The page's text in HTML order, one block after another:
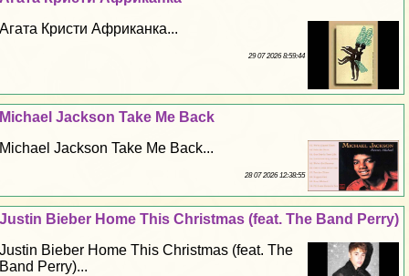
Агата Кристи Африканка...
29 07 2026 8:59:44
Michael Jackson Take Me Back
Michael Jackson Take Me Back...
28 07 2026 12:38:55
Justin Bieber Home This Christmas (feat. The Band Perry)
Justin Bieber Home This Christmas (feat. The
Band Perry)...